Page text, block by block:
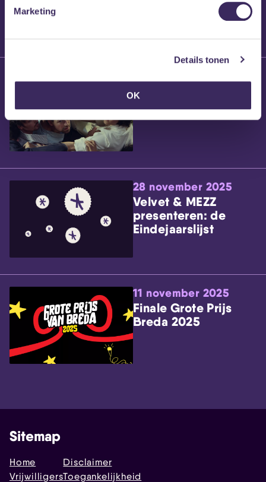
Marketing
Details tonen
OK
Brennt Vanneste
Willem’s Blog: Ão
28 november 2025
Velvet & MEZZ
presenteren: de
Eindejaarslijst
11 november 2025
Finale Grote Prijs
Breda 2025
Sitemap
Home
Vrijwilligers
Disclaimer
Toegankelijkheid